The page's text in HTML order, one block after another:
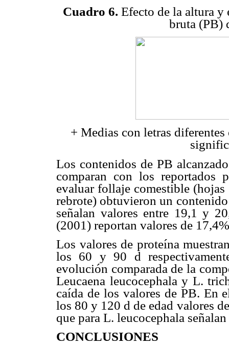
Cuadro 6. Efecto de la altura y
bruta (PB)
+ Medias con letras
Los contenidos de PB
comparan con los reportados
evaluar follaje comestible
rebrote) obtuvieron un
señalan valores entre 19,1 y
(2001) reportan valores de
Los valores de proteína
los 60 y 90 d
evolución comparada de la
Leucaena leucocephala y L.
caída de los valores de PB. En
los 80 y 120 d de edad valores
que para L. leucocephala
CONCLUSIONES